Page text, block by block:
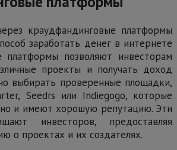
краудфандинговые платформы
заработать денег в интернете
платформы позволяют инвесторам
проекты и получать доход
выбирать проверенные площадки,
Seedrs или Indiegogo, которые
и имеют хорошую репутацию. Эти
инвесторов, предоставляя
о проектах и их создателях.